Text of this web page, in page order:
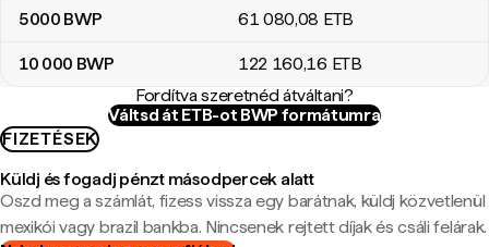
5000 BWP 61 080,08 ETB
10 000 BWP 122 160,16 ETB
Fordítva szeretnéd átváltani?
Váltsd át ETB-ot BWP formátumra
FIZETÉSEK
Küldj és fogadj pénzt másodpercek alatt
Oszd meg a számlát, fizess vissza egy barátnak, küldj közvetlenül
mexikói vagy brazil bankba. Nincsenek rejtett díjak és csáli felárak.